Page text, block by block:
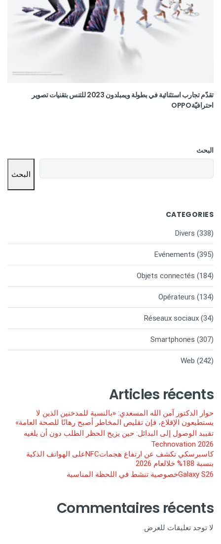
تقدّم تجارب استثنائية في بطولة ويمبلدون 2023 للتنس بتقنيات تصوير
احترافيّةOPPO
البحث
البحث
CATEGORIES
Divers (338)
Evénements (395)
Objets connectés (184)
Opérateurs (134)
Réseaux sociaux (34)
Smartphones (307)
Web (242)
Articles récents
حوار الدكتور آمن الله المسعدي: «بالنسبة للمدخنين الذين لا
يستطيعون الإقلاع، فإن تقليص المخاطر أصبح رهانًا للصحة العامة»
تقييد الوصول إلى البدائل: حين يزيح الحظر الطلب دون أن يلغيه
Technovation 2026
كاسبرسكي تكشف عن ارتفاع هجماتNFCعلى الهواتف الذكية
بنسبة 188% خلالعام 2026
Galaxy S26خصوصية تنشط في اللحظة المناسبة
Commentaires récents
لا توجد تعليقات للعرض.